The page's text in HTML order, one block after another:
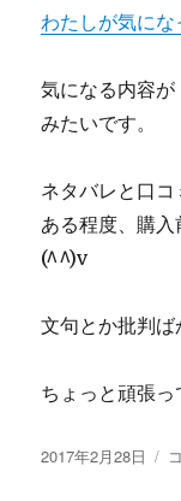
わたしが気にな
気になる内容
みたいです。
ネタバレと口コ
ある程度、購入
(^^)v
文句とか批判ば
ちょっと頑張っ
投
2017年2月28日
★